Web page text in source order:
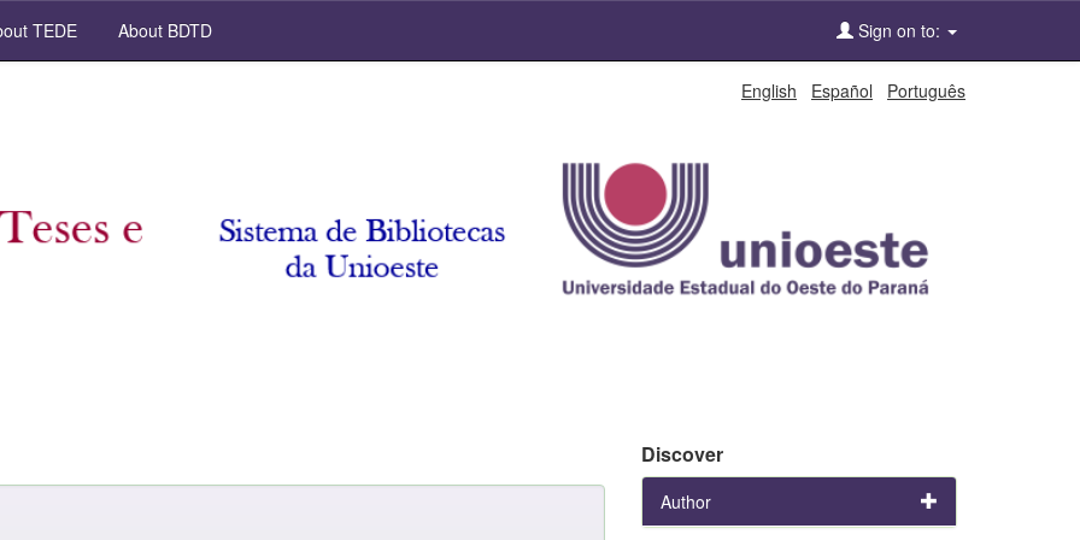
TEDE About BDTD Sign on to:
English Español Português
Discover
Author